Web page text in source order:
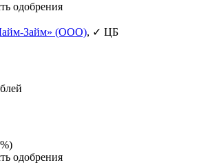
одобрения
Займ» (ООО), ✓ ЦБ
одобрения